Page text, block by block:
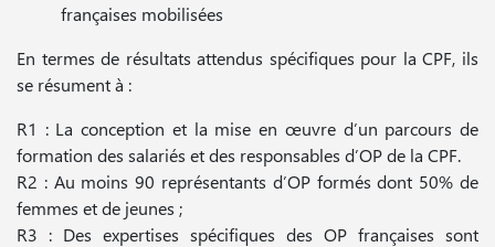
françaises mobilisées
En termes de résultats attendus spécifiques pour la CPF, ils
se résument à :
R1 : La conception et la mise en œuvre d’un parcours de
formation des salariés et des responsables d’OP de la CPF.
R2 : Au moins 90 représentants d’OP formés dont 50% de
femmes et de jeunes ;
R3 : Des expertises spécifiques des OP françaises sont